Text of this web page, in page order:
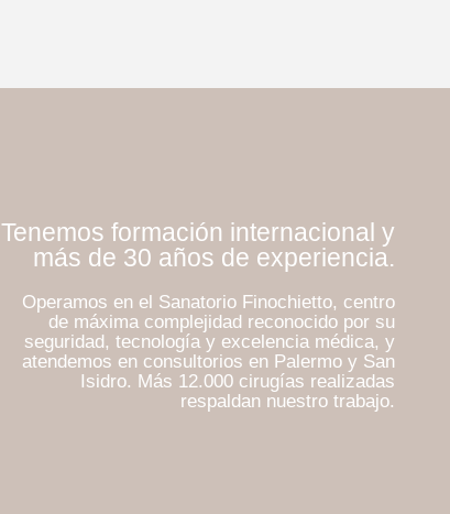
Tenemos formación internacional y
más de 30 años de experiencia.
Operamos en el Sanatorio Finochietto, centro
de máxima complejidad reconocido por su
seguridad, tecnología y excelencia médica, y
atendemos en consultorios en Palermo y San
Isidro. Más 12.000 cirugías realizadas
respaldan nuestro trabajo.